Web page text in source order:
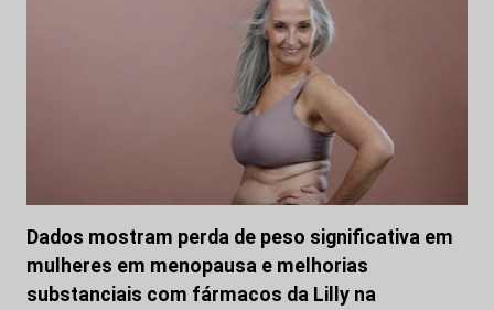
Dados mostram perda de peso significativa em
mulheres em menopausa e melhorias
substanciais com fármacos da Lilly na